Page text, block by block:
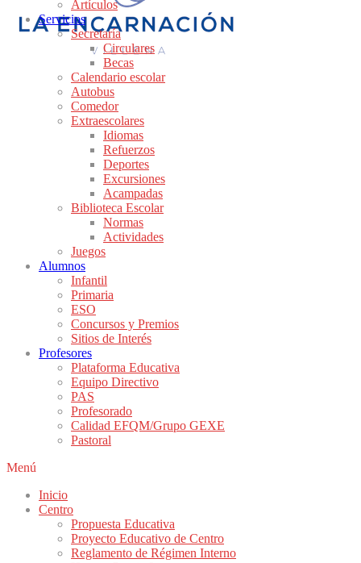
Artículos
Servicios
Secretaría
Circulares
Becas
Calendario escolar
Autobus
Comedor
Extraescolares
Idiomas
Refuerzos
Deportes
Excursiones
Acampadas
Biblioteca Escolar
Normas
Actividades
Juegos
Alumnos
Infantil
Primaria
ESO
Concursos y Premios
Sitios de Interés
Profesores
Plataforma Educativa
Equipo Directivo
PAS
Profesorado
Calidad EFQM/Grupo GEXE
Pastoral
Menú
Inicio
Centro
Propuesta Educativa
Proyecto Educativo de Centro
Reglamento de Régimen Interno